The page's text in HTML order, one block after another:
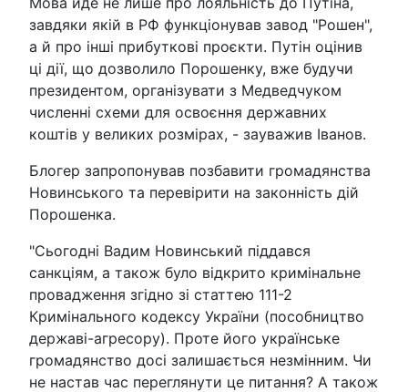
завдяки якій в РФ функціонував завод "Рошен",
а й про інші прибуткові проєкти. Путін оцінив
ці дії, що дозволило Порошенку, вже будучи
президентом, організувати з Медведчуком
численні схеми для освоєння державних
коштів у великих розмірах, - зауважив Іванов.
Блогер запропонував позбавити громадянства
Новинського та перевірити на законність дій
Порошенка.
"Сьогодні Вадим Новинський піддався
санкціям, а також було відкрито кримінальне
провадження згідно зі статтею 111-2
Кримінального кодексу України (пособництво
державі-агресору). Проте його українське
громадянство досі залишається незмінним. Чи
не настав час переглянути це питання? А також